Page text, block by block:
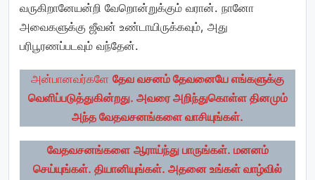
வருகிறானேயன்றி வேறொன்றுக்கும் வரான். நானோ
அவைகளுக்கு ஜீவன் உண்டாயிருக்கவும், அது
பரிபூரணப்படவும் வந்தேன்.
அன்பானவர்களே தேவ வசனம் தேவனையே எங்களுக்கு
வெளிப்படுத்துகின்றது. அவரை அறிந்துகொள்ள தினமும்
அந்த வேதவசனங்களை வாசியுங்கள்.
வேதவசனங்களை ஆராய்ந்து பாருங்கள். மனனம்
செய்யுங்கள். தியானியுங்கள். அதனை உங்கள் வாழ்வில்